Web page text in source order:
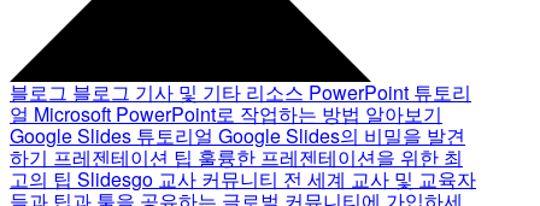
블로그 블로그 기사 및 기타 리소스 PowerPoint 튜토리
얼 Microsoft PowerPoint로 작업하는 방법 알아보기
Google Slides 튜토리얼 Google Slides의 비밀을 발견
하기 프레젠테이션 팁 훌륭한 프레젠테이션을 위한 최
고의 팁 Slidesgo 교사 커뮤니티 전 세계 교사 및 교육자